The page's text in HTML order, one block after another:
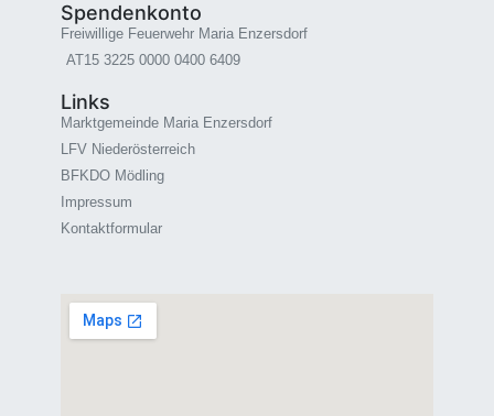
Spendenkonto
Freiwillige Feuerwehr Maria Enzersdorf
AT15 3225 0000 0400 6409
Links
Marktgemeinde Maria Enzersdorf
LFV Niederösterreich
BFKDO Mödling
Impressum
Kontaktformular